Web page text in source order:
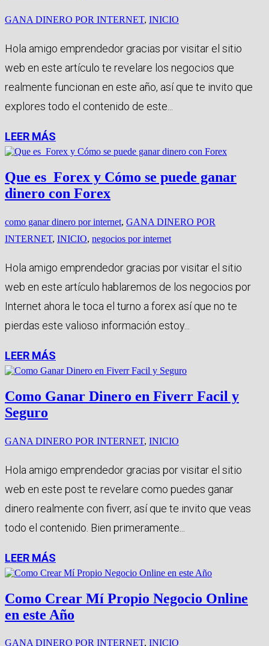
GANA DINERO POR INTERNET, INICIO
Hola amigo emprendedor gracias por visitar el sitio
web en este artículo te revelare los negocios que
realmente funcionan en este año, así que te invito que
explores todo el contenido de este...
LEER MÁS
Que es Forex y Cómo se puede ganar
dinero con Forex
como ganar dinero por internet, GANA DINERO POR
INTERNET, INICIO, negocios por internet
Hola amigo emprendedor gracias por visitar el sitio
web en este artículo hablaremos de los negocios por
Internet ahora le toca el turno a forex así que no te
pierdas este valioso información estoy...
LEER MÁS
Como Ganar Dinero en Fiverr Facil y
Seguro
GANA DINERO POR INTERNET, INICIO
Hola amigo emprendedor gracias por visitar el sitio
web en este post te revelare como puedes ganar
dinero realmente con fiverr, así que te invito que veas
todo el contenido. Bien primeramente...
LEER MÁS
Como Crear Mí Propio Negocio Online
en este Año
GANA DINERO POR INTERNET, INICIO